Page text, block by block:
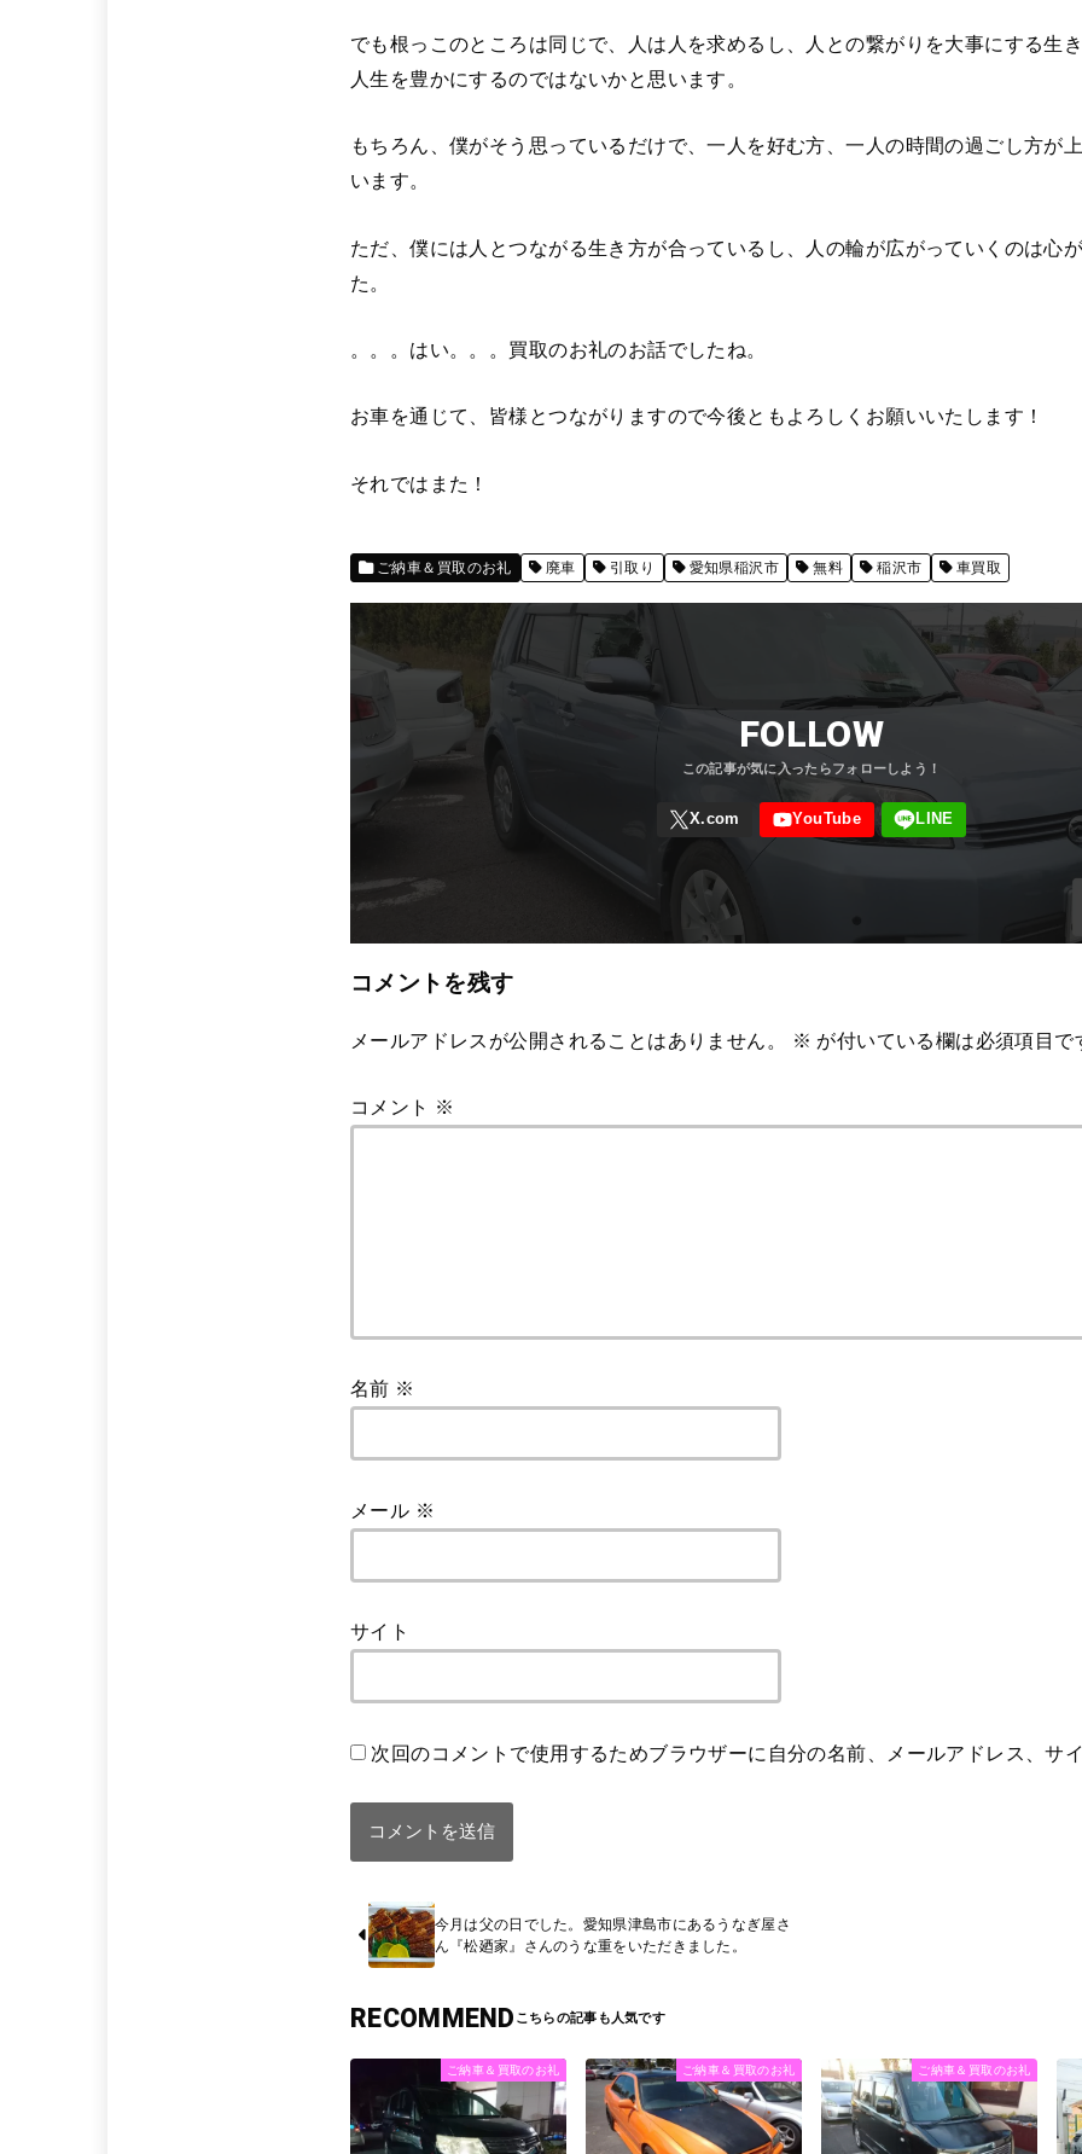
でも根っこのところは同じで、人は人を求めるし、人との繋がりを大事にする生
人生を豊かにするのではないかと思います。
もちろん、僕がそう思っているだけで、一人を好む方、一人の時間の過ごし方が
います。
ただ、僕には人とつながる生き方が合っているし、人の輪が広がっていくのは心
た。
。。。はい。。。買取のお礼のお話でしたね。
お車を通じて、皆様とつながりますので今後ともよろしくお願いいたします！
それではまた！
ご納車＆買取のお礼 廃車 引取り 愛知県稲沢市 無料 稲沢市 車買取
FOLLOW
コメントを残す
メールアドレスが公開されることはありません。 ※ が付いている欄は必須項目で
コメント ※
名前 ※
メール ※
サイト
次回のコメントで使用するためブラウザーに自分の名前、メールアドレス、サ
今月は父の日でした。愛知県津島市にあるうなぎ屋さ
ん『松廼家』さんのうな重をいただきました。
RECOMMEND
ご納車＆買取のお礼 ご納車＆買取のお礼 ご納車＆買取のお礼